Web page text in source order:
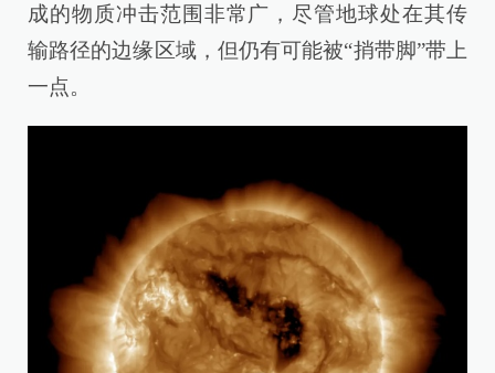
成的物质冲击范围非常广，尽管地球处在其传
输路径的边缘区域，但仍有可能被“捎带脚”带上
一点。